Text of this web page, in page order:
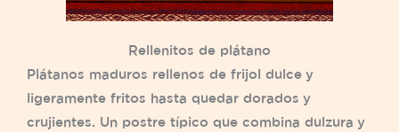
Rellenitos de plátano
Plátanos maduros rellenos de frijol dulce y
ligeramente fritos hasta quedar dorados y
crujientes. Un postre típico que combina dulzura y